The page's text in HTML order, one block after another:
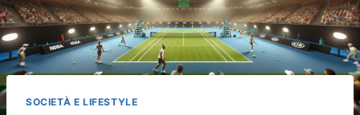
SOCIETÀ E LIFESTYLE